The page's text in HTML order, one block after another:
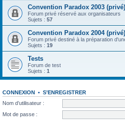
Convention Paradox 2003 (privé)
Forum privé réservé aux organisateurs
Sujets : 57
Convention Paradox 2004 (privé)
Forum privé destiné à la préparation
Sujets : 19
Tests
Forum de test
Sujets : 1
CONNEXION • S’ENREGISTRER
Nom d’utilisateur :
Mot de passe :